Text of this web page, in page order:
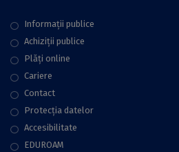
Informații publice
Achiziții publice
Plăţi online
Cariere
Contact
Protecţia datelor
Accesibilitate
EDUROAM